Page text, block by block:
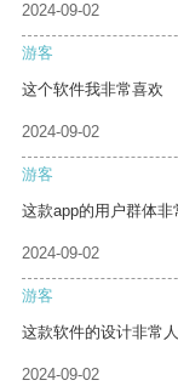
2024-09-02
游客
这个软件我非常喜欢
2024-09-02
游客
这款app的用户群体非
2024-09-02
游客
这款软件的设计非常
2024-09-02